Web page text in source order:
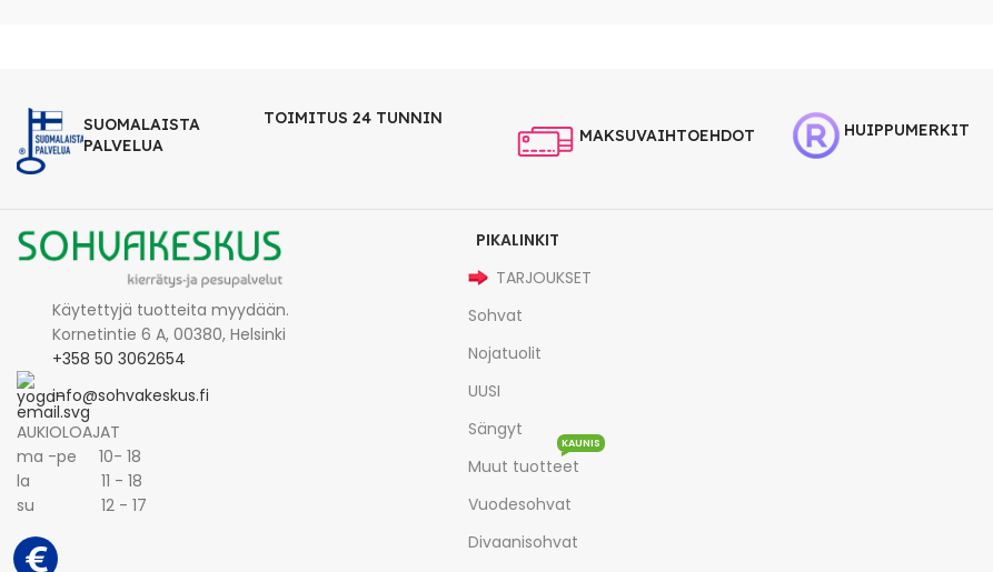
SUOMALAISTA
PALVELUA
TOIMITUS 24 TUNNIN
MAKSUVAIHTOEHDOT
HUIPPUMERKIT
Käytettyjä tuotteita myydään.
Kornetintie 6 A, 00380, Helsinki
+358 50 3062654
info@sohvakeskus.fi
AUKIOLOAJAT
ma -pe 10- 18
la 11 - 18
su 12 - 17
PIKALINKIT
TARJOUKSET
Sohvat
Nojatuolit
UUSI
Sängyt
Muut tuotteet
KAUNIS
Vuodesohvat
Divaanisohvat